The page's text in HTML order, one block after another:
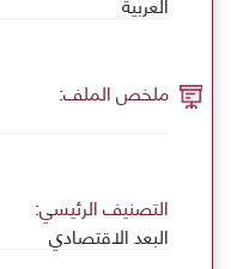
ملخص الملف:
التصنيف الرئيسي:
البعد الاقتصادي